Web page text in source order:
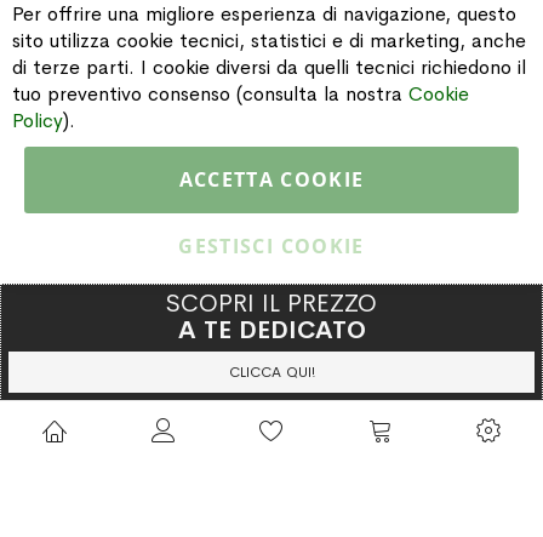
INFORMAZIONI
Copyright © 2015 Gioielleria Oreste Troso. All rights reserved. P. IVA
IT02064590751
Privacy Policy Cookie Policy
Per offrire una migliore esperienza di navigazione, questo
sito utilizza cookie tecnici, statistici e di marketing, anche
di terze parti. I cookie diversi da quelli tecnici richiedono il
tuo preventivo consenso (consulta la nostra Cookie
Policy).
ACCETTA COOKIE
GESTISCI COOKIE
SCOPRI IL PREZZO
A TE DEDICATO
CLICCA QUI!